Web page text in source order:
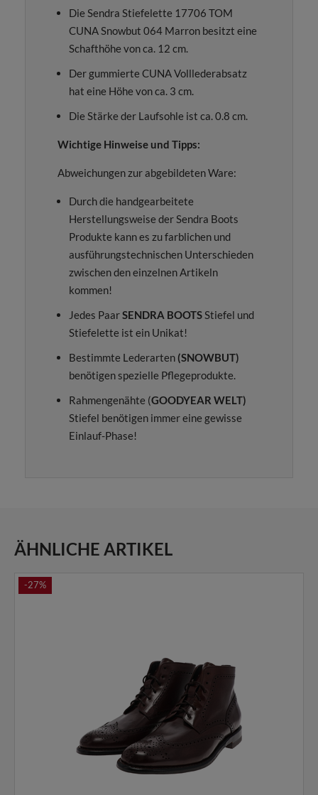
Die Sendra Stiefelette 17706 TOM
CUNA Snowbut 064 Marron besitzt eine
Schafthöhe von ca. 12 cm.
Der gummierte CUNA Volllederabsatz
hat eine Höhe von ca. 3 cm.
Die Stärke der Laufsohle ist ca. 0.8 cm.
Wichtige Hinweise und Tipps:
Abweichungen zur abgebildeten Ware:
Durch die handgearbeitete
Herstellungsweise der Sendra Boots
Produkte kann es zu farblichen und
ausführungstechnischen Unterschieden
zwischen den einzelnen Artikeln
kommen!
Jedes PaarSENDRA BOOTSStiefel und
Stiefelette ist ein Unikat!
Bestimmte Lederarten (SNOWBUT)
benötigen spezielle Pflegeprodukte.
Rahmengenähte (GOODYEAR WELT)
Stiefel benötigen immer eine gewisse
Einlauf-Phase!
ÄHNLICHE ARTIKEL
-27%